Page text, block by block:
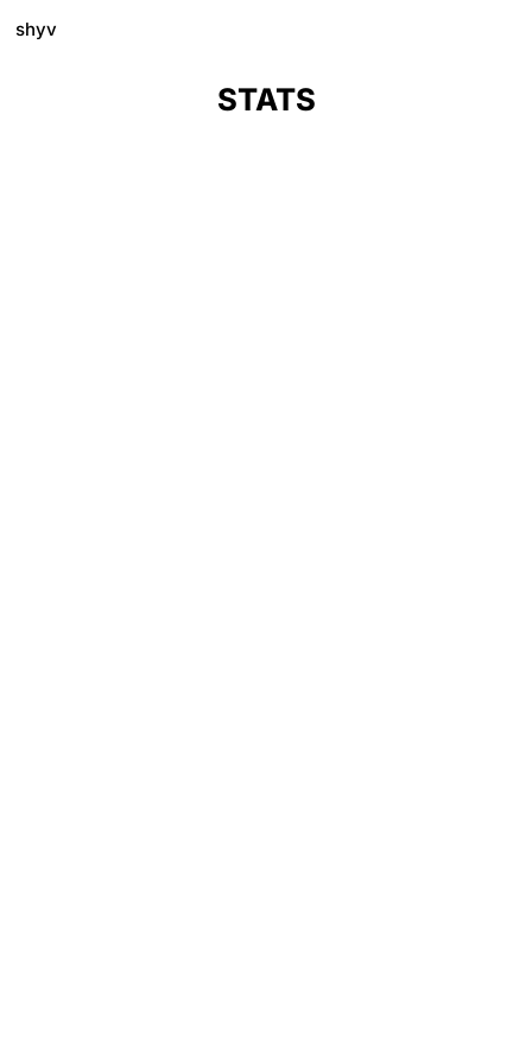
shyv
STATS